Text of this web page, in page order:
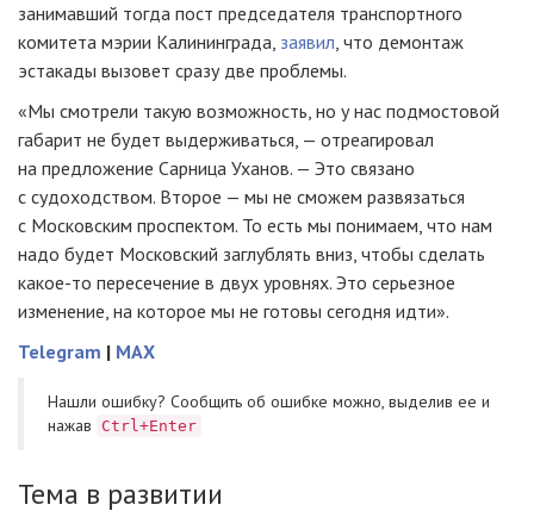
занимавший тогда пост председателя транспортного
комитета мэрии Калининграда, заявил, что демонтаж
эстакады вызовет сразу две проблемы.
«Мы смотрели такую возможность, но у нас подмостовой
габарит не будет выдерживаться, — отреагировал
на предложение Сарница Уханов. — Это связано
с судоходством. Второе — мы не сможем развязаться
с Московским проспектом. То есть мы понимаем, что нам
надо будет Московский заглублять вниз, чтобы сделать
какое-то пересечение в двух уровнях. Это серьезное
изменение, на которое мы не готовы сегодня идти».
Telegram | MAX
Нашли ошибку? Cообщить об ошибке можно, выделив ее и
нажав
Ctrl+Enter
Тема в развитии